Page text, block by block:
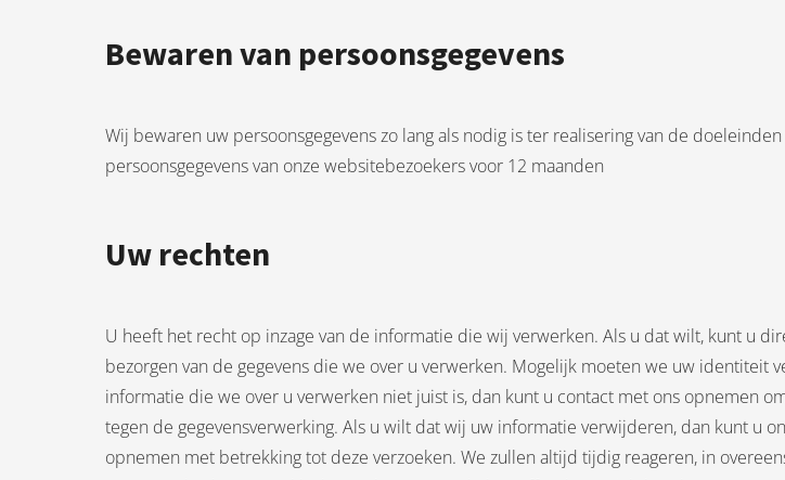
Bewaren van persoonsgegevens
Wij bewaren uw persoonsgegevens zo lang als nodig is ter realisering van de
persoonsgegevens van onze websitebezoekers voor 12 maanden
Uw rechten
U heeft het recht op inzage van de informatie die wij verwerken. Als u dat wilt, kunt u
bezorgen van de gegevens die we over u verwerken. Mogelijk moeten we uw identiteit
informatie die we over u verwerken niet juist is, dan kunt u contact met ons opnemen
tegen de gegevensverwerking. Als u wilt dat wij uw informatie verwijderen, dan kunt u
opnemen met betrekking tot deze verzoeken. We zullen altijd tijdig reageren, in